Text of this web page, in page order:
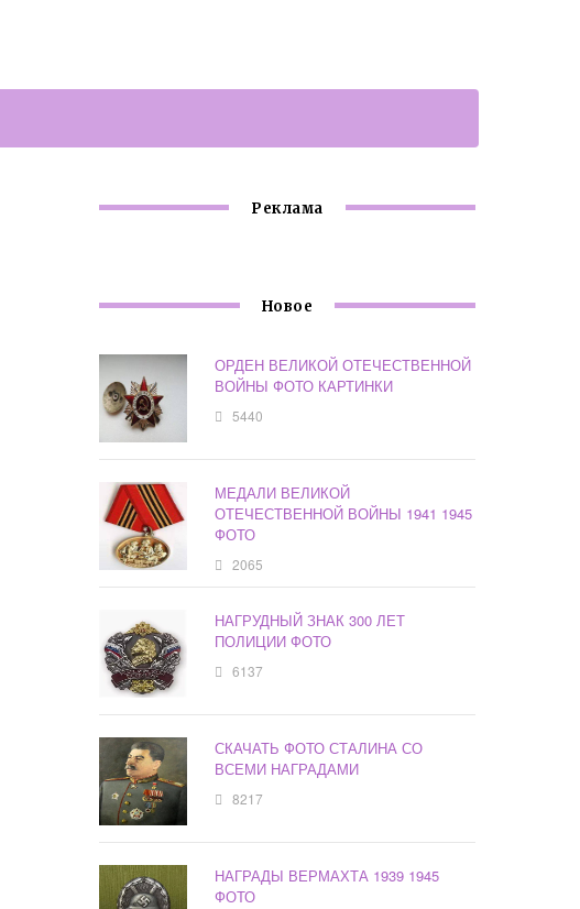
Реклама
Новое
ОРДЕН ВЕЛИКОЙ ОТЕЧЕСТВЕННОЙ
ВОЙНЫ ФОТО КАРТИНКИ
5440
МЕДАЛИ ВЕЛИКОЙ
ОТЕЧЕСТВЕННОЙ ВОЙНЫ 1941 1945
ФОТО
2065
НАГРУДНЫЙ ЗНАК 300 ЛЕТ
ПОЛИЦИИ ФОТО
6137
СКАЧАТЬ ФОТО СТАЛИНА СО
ВСЕМИ НАГРАДАМИ
8217
НАГРАДЫ ВЕРМАХТА 1939 1945
ФОТО